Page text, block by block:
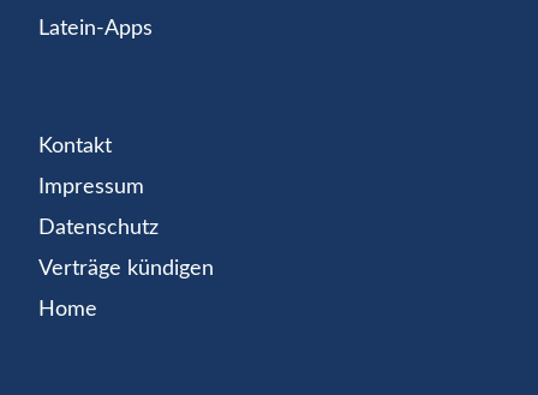
Latein-Apps
Kontakt
Impressum
Datenschutz
Verträge kündigen
Home